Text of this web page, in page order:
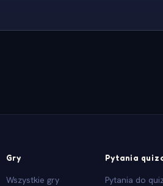
Gry
Wszystkie gry
Pytania
Pytania do